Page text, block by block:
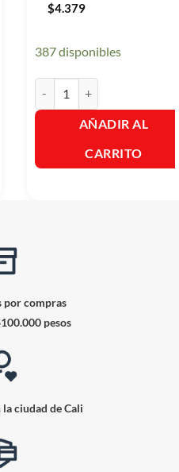
$4.379
387 disponibles
AÑADIR AL
CARRITO
por compras
pesos
la ciudad de Cali